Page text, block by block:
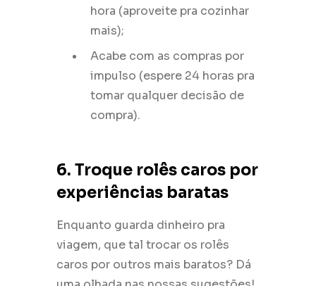
hora (aproveite pra cozinhar
mais);
Acabe com as compras por
impulso (espere 24 horas pra
tomar qualquer decisão de
compra).
6. Troque rolês caros por
experiências baratas
Enquanto guarda dinheiro pra
viagem, que tal trocar os rolês
caros por outros mais baratos? Dá